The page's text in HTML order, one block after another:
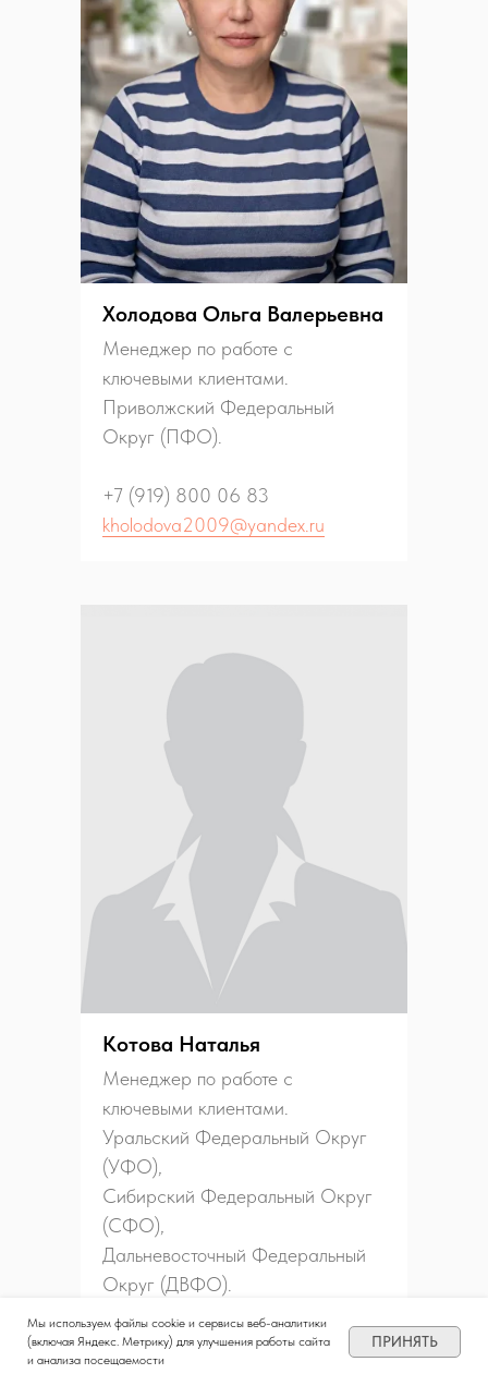
Мы используем файлы cookie и сервисы веб-аналитики
(включая Яндекс. Метрику) для улучшения работы сайта
и анализа посещаемости
ПРИНЯТЬ
Холодова Ольга Валерьевна
Менеджер по работе с
ключевыми клиентами.
Приволжский Федеральный
Округ (ПФО).
+7 (919) 800 06 83
kholodova2009@yandex.ru
Котова Наталья
Менеджер по работе с
ключевыми клиентами.
Уральский Федеральный Округ
(УФО),
Сибирский Федеральный Округ
(СФО),
Дальневосточный Федеральный
Округ (ДВФО).
+7 (983) 139 03 79
n.kotova@stmfarm.ru